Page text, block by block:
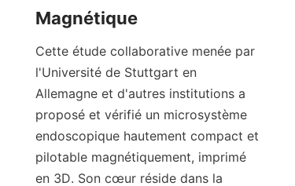
Magnétique
Cette étude collaborative menée par
l'Université de Stuttgart en
Allemagne et d'autres institutions a
proposé et vérifié un microsystème
endoscopique hautement compact et
pilotable magnétiquement, imprimé
en 3D. Son cœur réside dans la